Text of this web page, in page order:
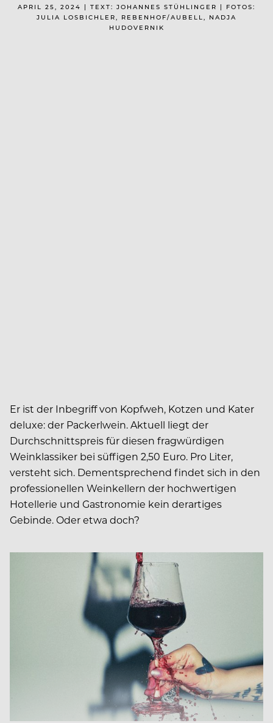
APRIL 25, 2024 | TEXT: JOHANNES STÜHLINGER | FOTOS:
JULIA LOSBICHLER, REBENHOF/AUBELL, NADJA
HUDOVERNIK
Er ist der Inbegriff von Kopfweh, Kotzen und Kater
deluxe: der Packerlwein. Aktuell liegt der
Durchschnittspreis für diesen fragwürdigen
Weinklassiker bei süffigen 2,50 Euro. Pro Liter,
versteht sich. Dementsprechend findet sich in den
professionellen Weinkellern der hochwertigen
Hotellerie und Gastronomie kein derartiges
Gebinde. Oder etwa doch?